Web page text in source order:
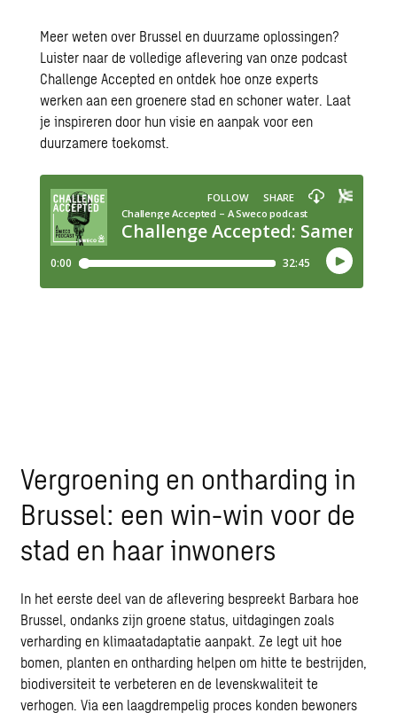
Meer weten over Brussel enduurzame oplossingen?
Luister naar de volledige aflevering van onze podcast
Challenge Accepted en ontdek hoe onze experts
werken aan een groenere stad en schoner water. Laat
je inspireren door hun visie en aanpak voor een
duurzamere toekomst.
Vergroening en ontharding in
Brussel: een win-win voor de
stad en haar inwoners
In het eerste deel van de aflevering bespreekt Barbara hoe
Brussel, ondanks zijn groene status, uitdagingen zoals
verharding en klimaatadaptatie aanpakt. Ze legt uit hoe
bomen, planten en ontharding helpen om hitte te bestrijden,
biodiversiteitte verbeteren en de levenskwaliteit te
verhogen. Via een laagdrempelig proces konden bewoners